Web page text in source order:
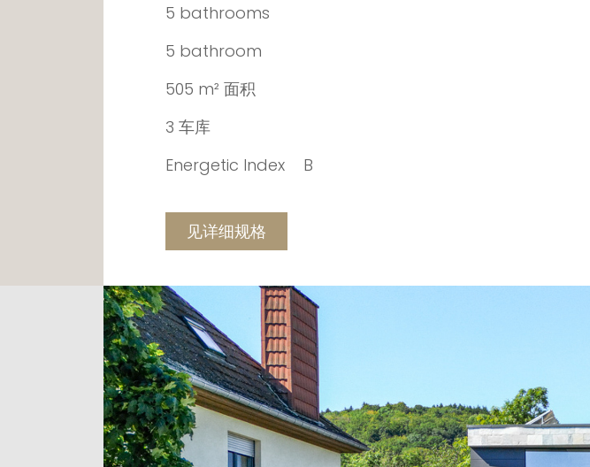
5 bathrooms
5 bathroom
505 m² 面积
3 车库
Energetic Index
B
见详细规格